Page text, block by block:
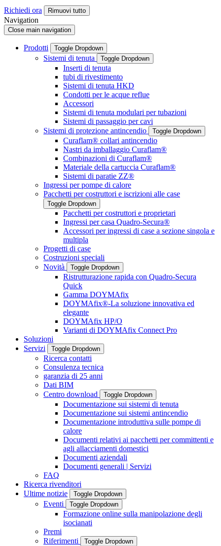
Richiedi ora Rimuovi tutto
Navigation
Close main navigation
Prodotti Toggle Dropdown
Sistemi di tenuta Toggle Dropdown
Inserti di tenuta
tubi di rivestimento
Sistemi di tenuta HKD
Condotti per le acque reflue
Accessori
Sistemi di tenuta modulari per tubazioni
Sistemi di passaggio per cavi
Sistemi di protezione antincendio
Toggle Dropdown
Curaflam® collari antincendio
Nastri da imballaggio Curaflam®
Combinazioni di Curaflam®
Materiale della cartuccia Curaflam®
Sistemi di paratie ZZ®
Ingressi per pompe di calore
Pacchetti per costruttori e iscrizioni alle case
Toggle Dropdown
Pacchetti per costruttori e proprietari
Ingressi per casa Quadro-Secura®
Accessori per ingressi di case a sezione singola e
multipla
Progetti di case
Costruzioni speciali
Novità
Toggle Dropdown
Ristrutturazione rapida con Quadro-Secura
Quick
Gamma DOYMAfix
DOYMAfix®-La soluzione innovativa ed
elegante
DOYMAfix HP/O
Varianti di DOYMAfix Connect Pro
Soluzioni
Servizi
Toggle Dropdown
Ricerca contatti
Consulenza tecnica
garanzia di 25 anni
Dati BIM
Centro download
Toggle Dropdown
Documentazione sui sistemi di tenuta
Documentazione sui sistemi antincendio
Documentazione introduttiva sulle pompe di
calore
Documenti relativi ai pacchetti per committenti e
agli allacciamenti domestici
Documenti aziendali
Documenti generali | Servizi
FAQ
Ricerca rivenditori
Ultime notizie
Toggle Dropdown
Eventi Toggle Dropdown
Formazione online sulla manipolazione degli
isocianati
Premi
Riferimenti
Toggle Dropdown